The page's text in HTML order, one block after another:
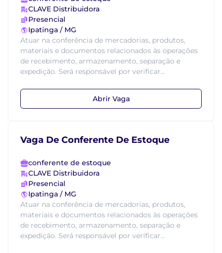
CLAVE Distribuidora
Presencial
Ipatinga / MG
Atuar na conferência de mercadorias, produtos,
materiais e documentos relacionados às operações
de recebimento, armazenamento, separação e
expedição. Será responsável por verificar...
Abrir Vaga
Vaga De Conferente De Estoque
conferente de estoque
CLAVE Distribuidora
Presencial
Ipatinga / MG
Atuar na conferência de mercadorias, produtos,
materiais e documentos relacionados às operações
de recebimento, armazenamento, separação e
expedição. Será responsável por verificar...